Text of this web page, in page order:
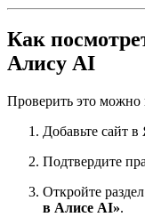
Как
Алису AI
Проверить это можно
Добавьте сайт
Подтвердите
Откройте раздел
в Алисе AI».